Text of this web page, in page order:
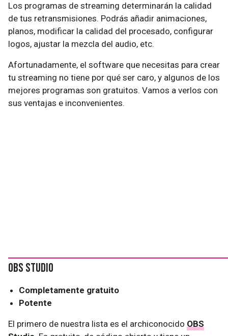
Los programas de streaming determinarán la calidad
de tus retransmisiones. Podrás añadir animaciones,
planos, modificar la calidad del procesado, configurar
logos, ajustar la mezcla del audio, etc.
Afortunadamente, el software que necesitas para crear
tu streaming no tiene por qué ser caro, y algunos de los
mejores programas son gratuitos. Vamos a verlos con
sus ventajas e inconvenientes.
OBS Studio
Completamente gratuito
Potente
El primero de nuestra lista es el archiconocido OBS